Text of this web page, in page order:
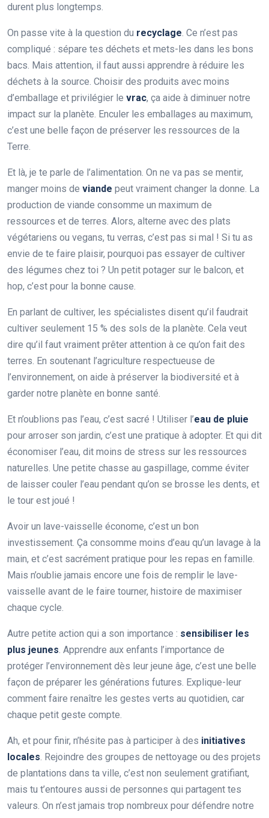
durent plus longtemps.
On passe vite à la question du recyclage. Ce n’est pas
compliqué : sépare tes déchets et mets-les dans les bons
bacs. Mais attention, il faut aussi apprendre à réduire les
déchets à la source. Choisir des produits avec moins
d’emballage et privilégier le vrac, ça aide à diminuer notre
impact sur la planète. Enculer les emballages au maximum,
c’est une belle façon de préserver les ressources de la
Terre.
Et là, je te parle de l’alimentation. On ne va pas se mentir,
manger moins de viande peut vraiment changer la donne. La
production de viande consomme un maximum de
ressources et de terres. Alors, alterne avec des plats
végétariens ou vegans, tu verras, c’est pas si mal ! Si tu as
envie de te faire plaisir, pourquoi pas essayer de cultiver
des légumes chez toi ? Un petit potager sur le balcon, et
hop, c’est pour la bonne cause.
En parlant de cultiver, les spécialistes disent qu’il faudrait
cultiver seulement 15 % des sols de la planète. Cela veut
dire qu’il faut vraiment prêter attention à ce qu’on fait des
terres. En soutenant l’agriculture respectueuse de
l’environnement, on aide à préserver la biodiversité et à
garder notre planète en bonne santé.
Et n’oublions pas l’eau, c’est sacré ! Utiliser l’eau de pluie
pour arroser son jardin, c’est une pratique à adopter. Et qui dit
économiser l’eau, dit moins de stress sur les ressources
naturelles. Une petite chasse au gaspillage, comme éviter
de laisser couler l’eau pendant qu’on se brosse les dents, et
le tour est joué !
Avoir un lave-vaisselle économe, c’est un bon
investissement. Ça consomme moins d’eau qu’un lavage à la
main, et c’est sacrément pratique pour les repas en famille.
Mais n’oublie jamais encore une fois de remplir le lave-
vaisselle avant de le faire tourner, histoire de maximiser
chaque cycle.
Autre petite action qui a son importance : sensibiliser les
plus jeunes. Apprendre aux enfants l’importance de
protéger l’environnement dès leur jeune âge, c’est une belle
façon de préparer les générations futures. Explique-leur
comment faire renaître les gestes verts au quotidien, car
chaque petit geste compte.
Ah, et pour finir, n’hésite pas à participer à des initiatives
locales. Rejoindre des groupes de nettoyage ou des projets
de plantations dans ta ville, c’est non seulement gratifiant,
mais tu t’entoures aussi de personnes qui partagent tes
valeurs. On n’est jamais trop nombreux pour défendre notre